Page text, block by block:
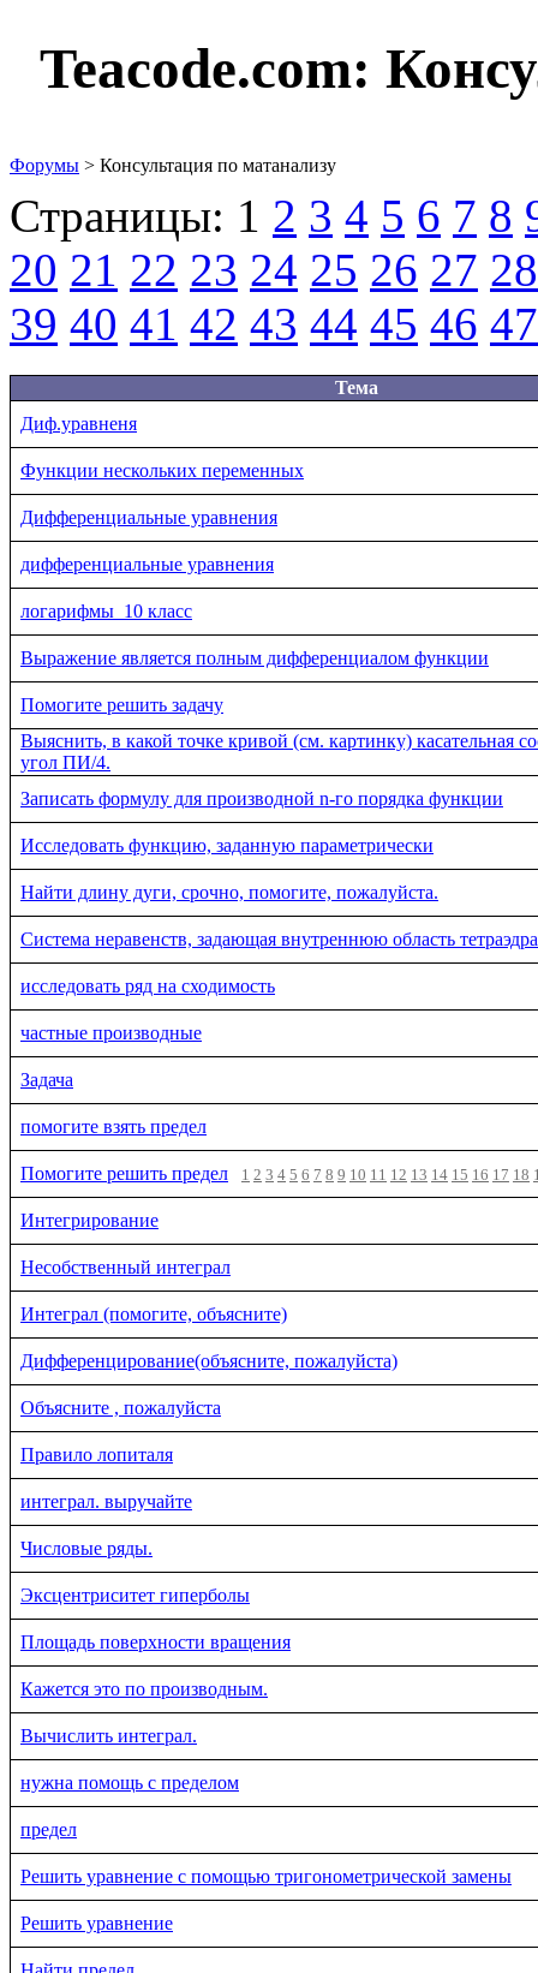
Teacode.com:
Форумы > Консультация по матанализу
Страницы: 1 2 3 4 5 6 7 8
20 21 22 23 24 25 26 27 28
39 40 41 42 43 44 45 46 47
Тема
Диф.уравненя
Функции нескольких переменных
Дифференциальные уравнения
дифференциальные уравнения
логарифмы_10 класс
Выражение является полным дифференциалом функции
Помогите решить задачу
Выяснить, в какой точке кривой (см. картинку) касательная
угол ПИ/4.
Записать формулу для производной n-го порядка функции
Исследовать функцию, заданную параметрически
Найти длину дуги, срочно, помогите, пожалуйста.
Система неравенств, задающая внутреннюю область
исследовать ряд на сходимость
частные производные
Задача
помогите взять предел
Помогите решить предел 1 2 3 4 5 6 7 8 9 10 11 12 13 14 15 16 17 18
Интегрирование
Несобственный интеграл
Интеграл (помогите, объясните)
Дифференцирование(объясните, пожалуйста)
Объясните , пожалуйста
Правило лопиталя
интеграл. выручайте
Числовые ряды.
Эксцентриситет гиперболы
Площадь поверхности вращения
Кажется это по производным.
Вычислить интеграл.
нужна помощь с пределом
предел
Решить уравнение с помощью тригонометрической замены
Решить уравнение